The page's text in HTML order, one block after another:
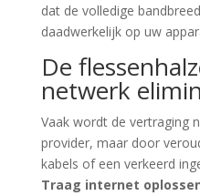
dat de volledige
daadwerkelijk op uw
De
netwerk
Vaak wordt de vertraging
provider, maar door
kabels of een verkeerd
Traag internet